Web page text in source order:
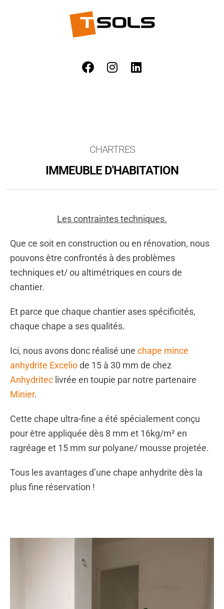
CHARTRES
IMMEUBLE D'HABITATION
Les contraintes techniques.
Que ce soit en construction ou en rénovation, nous
pouvons être confrontés à des problèmes
techniques et/ ou altimétriques en cours de
chantier.
Et parce que chaque chantier ases spécificités,
chaque chape a ses qualités.
Ici, nous avons donc réalisé une chape mince
anhydrite Excelio de 15 à 30 mm de chez
Anhydritec livrée en toupie par notre partenaire
Minier.
Cette chape ultra-fine a été spécialement conçu
pour être appliquée dès 8 mm et 16kg/m² en
ragréage et 15 mm sur polyane/ mousse projetée.
Tous les avantages d’une chape anhydrite dès la
plus fine réservation !